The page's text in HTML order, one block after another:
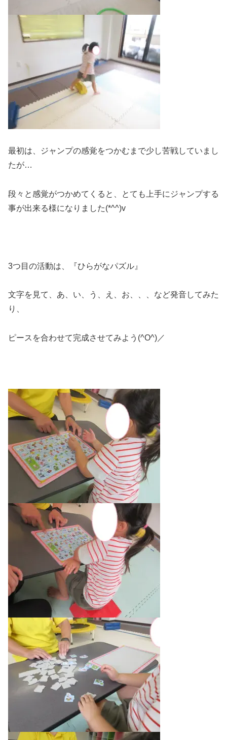
最初は、ジャンプの感覚をつかむまで少し苦戦していまし
たが…
段々と感覚がつかめてくると、とても上手にジャンプする
事が出来る様になりました(*^^)v
3つ目の活動は、『ひらがなパズル』
文字を見て、あ、い、う、え、お、、、など発音してみた
り、
ピースを合わせて完成させてみよう(^O^)／